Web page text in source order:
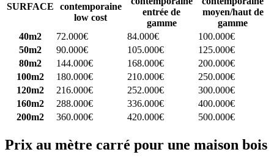
SURFACE
contemporaine
low cost
entrée de
gamme
moyen/haut de
gamme
40m2
72.000€ 84.000€
100.000€
50m2
90.000€ 105.000€
125.000€
80m2
144.000€ 168.000€
200.000€
100m2
180.000€ 210.000€
250.000€
120m2
216.000€ 252.000€
300.000€
160m2
288.000€ 336.000€
400.000€
200m2
360.000€ 420.000€ 500.000€
Prix au mètre carré pour une maison bois